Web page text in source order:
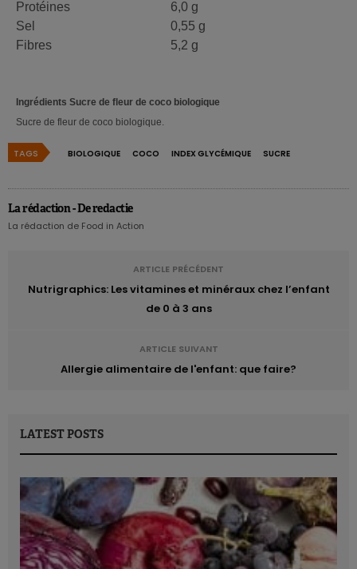
Protéines
6,0 g
Sel
0,55 g
Fibres
5,2 g
Ingrédients Sucre de fleur de coco biologique
Sucre de fleur de coco biologique.
TAGS BIOLOGIQUE COCO INDEX GLYCÉMIQUE SUCRE
La rédaction - De redactie
La rédaction de Food in Action
ARTICLE PRÉCÉDENT
Nutrigraphics: Les vitamines et minéraux chez l’enfant
de 0 à 3 ans
ARTICLE SUIVANT
Allergie alimentaire de l'enfant: que faire?
LATEST POSTS